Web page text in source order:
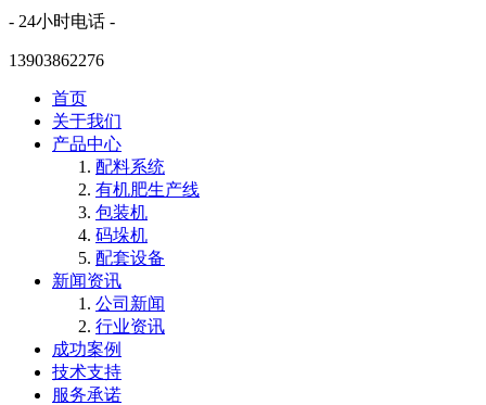
- 24小时电话 -
13903862276
首页
关于我们
产品中心
配料系统
有机肥生产线
包装机
码垛机
配套设备
新闻资讯
公司新闻
行业资讯
成功案例
技术支持
服务承诺